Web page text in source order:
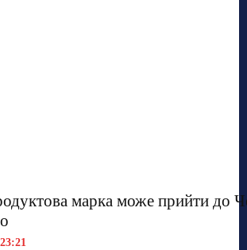
марка може прийти до